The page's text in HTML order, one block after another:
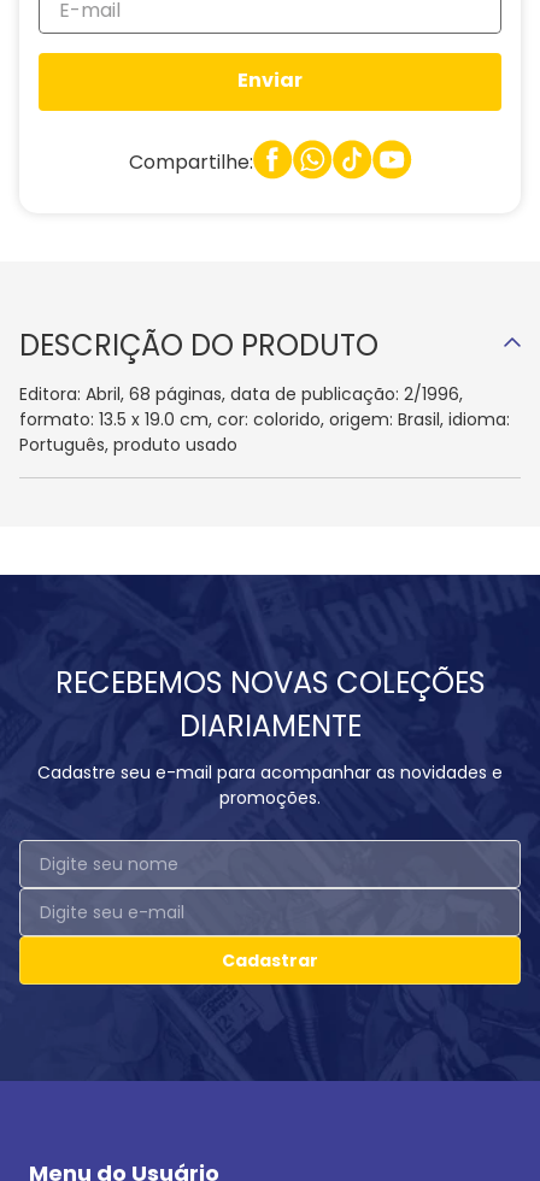
Enviar
Compartilhe:
DESCRIÇÃO DO PRODUTO
Editora: Abril, 68 páginas, data de publicação: 2/1996,
formato: 13.5 x 19.0 cm, cor: colorido, origem: Brasil, idioma:
Português, produto usado
RECEBEMOS NOVAS COLEÇÕES
DIARIAMENTE
Cadastre seu e-mail para acompanhar as novidades e
promoções.
Cadastrar
Menu do Usuário